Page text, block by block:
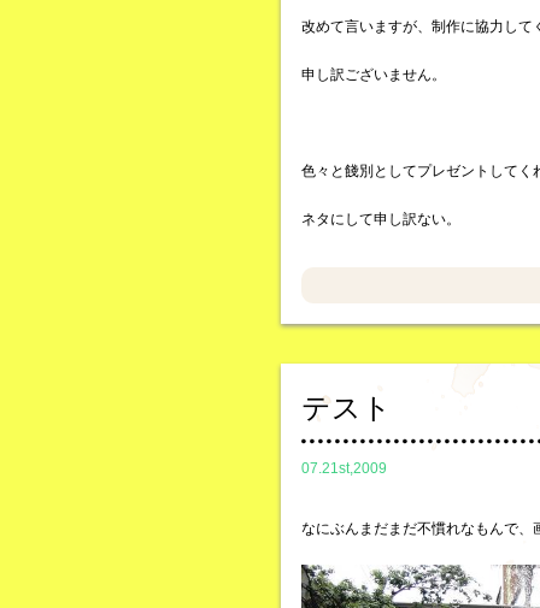
改めて言いますが、制作に協力して
申し訳ございません。
色々と餞別としてプレゼントしてく
ネタにして申し訳ない。
テスト
07.21st,2009
なにぶんまだまだ不慣れなもんで